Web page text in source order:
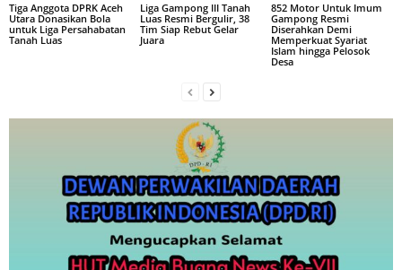
Tiga Anggota DPRK Aceh
Utara Donasikan Bola
untuk Liga Persahabatan
Tanah Luas
Liga Gampong III Tanah
Luas Resmi Bergulir, 38
Tim Siap Rebut Gelar
Juara
852 Motor Untuk Imum
Gampong Resmi
Diserahkan Demi
Memperkuat Syariat
Islam hingga Pelosok
Desa